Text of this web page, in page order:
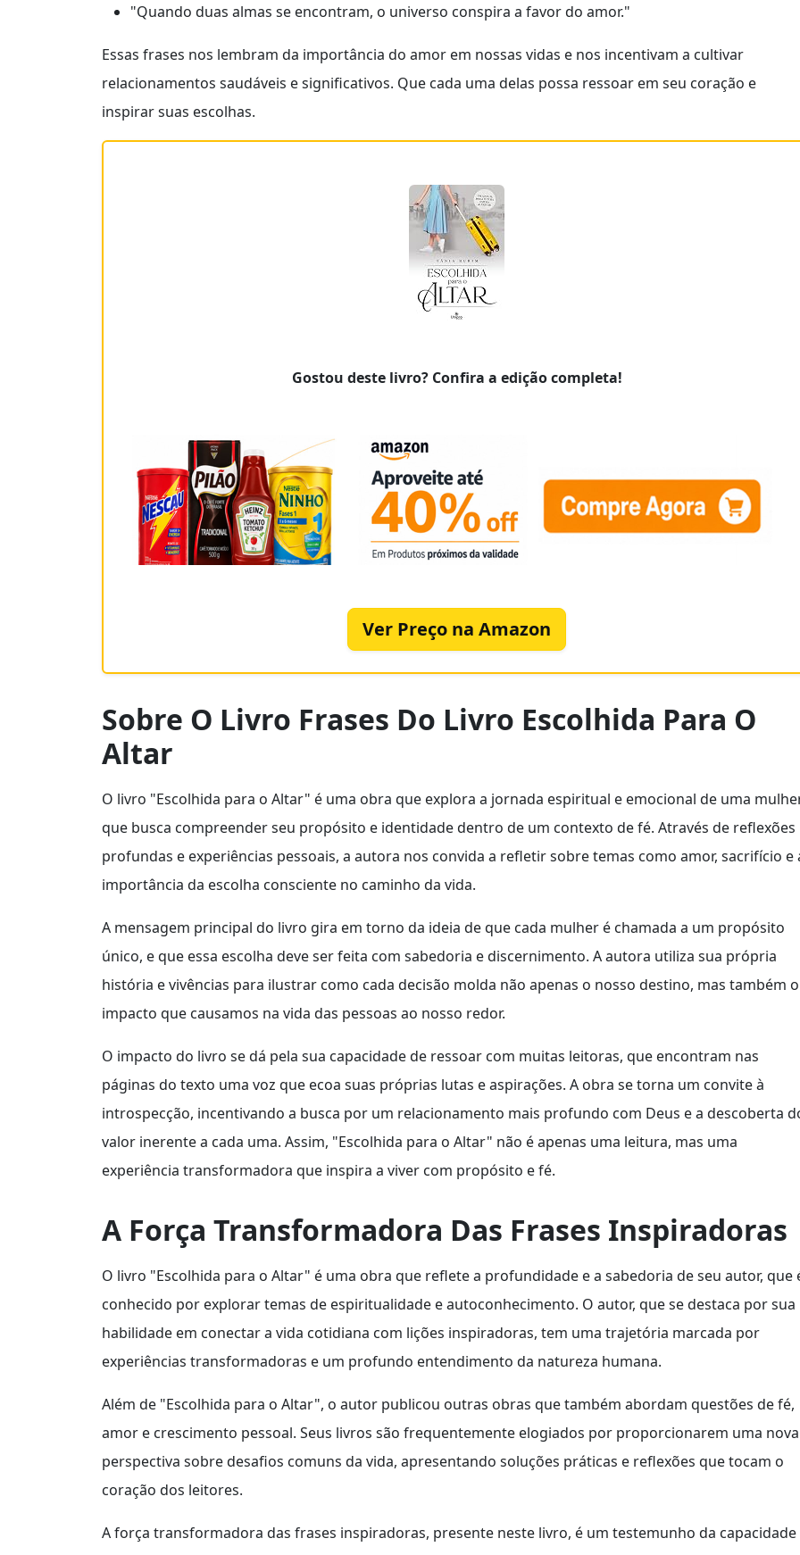
"Quando duas almas se encontram, o universo conspira a favor do amor."
Essas frases nos lembram da importância do amor em nossas vidas e nos incentivam a cultivar
relacionamentos saudáveis e significativos. Que cada uma delas possa ressoar em seu coração e
inspirar suas escolhas.
Gostou deste livro? Confira a edição completa!
Ver Preço na Amazon
Sobre O Livro Frases Do Livro Escolhida Para O
Altar
O livro "Escolhida para o Altar" é uma obra que explora a jornada espiritual e emocional de uma
que busca compreender seu propósito e identidade dentro de um contexto de fé. Através de reflexões
profundas e experiências pessoais, a autora nos convida a refletir sobre temas como amor, sacrifício e
importância da escolha consciente no caminho da vida.
A mensagem principal do livro gira em torno da ideia de que cada mulher é chamada a um propósito
único, e que essa escolha deve ser feita com sabedoria e discernimento. A autora utiliza sua própria
história e vivências para ilustrar como cada decisão molda não apenas o nosso destino, mas também o
impacto que causamos na vida das pessoas ao nosso redor.
O impacto do livro se dá pela sua capacidade de ressoar com muitas leitoras, que encontram nas
páginas do texto uma voz que ecoa suas próprias lutas e aspirações. A obra se torna um convite à
introspecção, incentivando a busca por um relacionamento mais profundo com Deus e a descoberta
valor inerente a cada uma. Assim, "Escolhida para o Altar" não é apenas uma leitura, mas uma
experiência transformadora que inspira a viver com propósito e fé.
A Força Transformadora Das Frases Inspiradoras
O livro "Escolhida para o Altar" é uma obra que reflete a profundidade e a sabedoria de seu autor, que
conhecido por explorar temas de espiritualidade e autoconhecimento. O autor, que se destaca por sua
habilidade em conectar a vida cotidiana com lições inspiradoras, tem uma trajetória marcada por
experiências transformadoras e um profundo entendimento da natureza humana.
Além de "Escolhida para o Altar", o autor publicou outras obras que também abordam questões de fé,
amor e crescimento pessoal. Seus livros são frequentemente elogiados por proporcionarem uma nova
perspectiva sobre desafios comuns da vida, apresentando soluções práticas e reflexões que tocam o
coração dos leitores.
A força transformadora das frases inspiradoras, presente neste livro, é um testemunho da capacidade